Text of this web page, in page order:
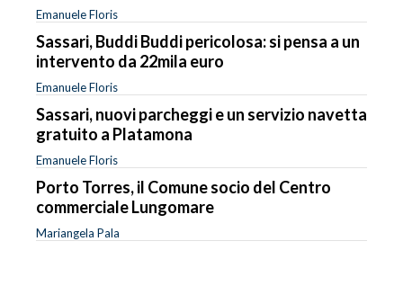
Emanuele Floris
Sassari, Buddi Buddi pericolosa: si pensa a un
intervento da 22mila euro
Emanuele Floris
Sassari, nuovi parcheggi e un servizio navetta
gratuito a Platamona
Emanuele Floris
Porto Torres, il Comune socio del Centro
commerciale Lungomare
Mariangela Pala